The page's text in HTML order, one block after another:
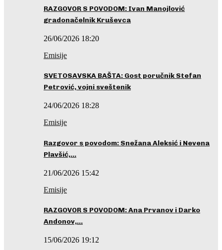
RAZGOVOR S POVODOM: Ivan Manojlović
gradonačelnik Kruševca
26/06/2026 18:20
Emisije
SVETOSAVSKA BAŠTA: Gost poručnik Stefan
Petrović, vojni sveštenik
24/06/2026 18:28
Emisije
Razgovor s povodom: Snežana Aleksić i Nevena
Plavšić,…
21/06/2026 15:42
Emisije
RAZGOVOR S POVODOM: Ana Prvanov i Darko
Andonov,…
15/06/2026 19:12